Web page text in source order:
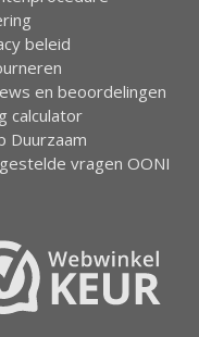
beleid
en beoordelingen
calculator
Duurzaam
vragen OONI